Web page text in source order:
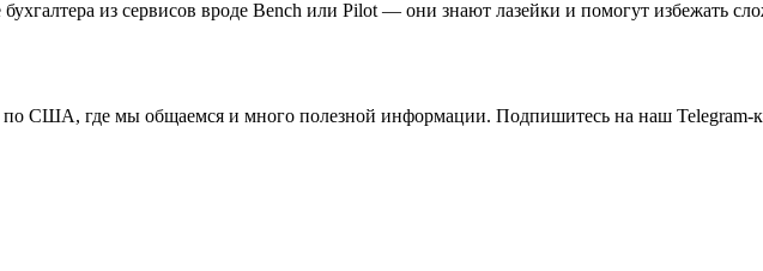
из сервисов вроде Bench или Pilot — они знают лазейки и помогут избежать
по США, где мы общаемся и много полезной информации. Подпишитесь на наш Telegram-